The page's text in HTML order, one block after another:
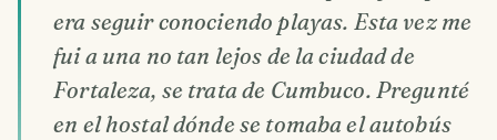
era seguir conociendo playas. Esta vez me
fui a una no tan lejos de la ciudad de
Fortaleza, se trata de Cumbuco. Pregunté
en el hostal dónde se tomaba el autobús